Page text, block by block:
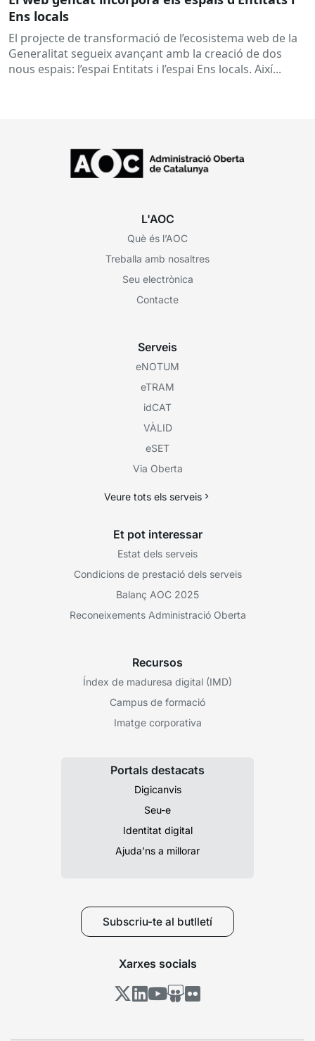
Ens locals
El projecte de transformació de l’ecosistema web de la
Generalitat segueix avançant amb la creació de dos
nous espais: l’espai Entitats i l’espai Ens locals. Així...
L'AOC
Què és l’AOC
Treballa amb nosaltres
Seu electrònica
Contacte
Serveis
eNOTUM
eTRAM
idCAT
VÀLID
eSET
Via Oberta
Veure tots els serveis
Et pot interessar
Estat dels serveis
Condicions de prestació dels serveis
Balanç AOC 2025
Reconeixements Administració Oberta
Recursos
Índex de maduresa digital (IMD)
Campus de formació
Imatge corporativa
Portals destacats
Digicanvis
Seu-e
Identitat digital
Ajuda’ns a millorar
Subscriu-te al butlletí
Xarxes socials